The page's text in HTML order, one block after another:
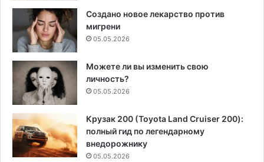
Создано новое лекарство против
мигрени
05.05.2026
Можете ли вы изменить свою
личность?
05.05.2026
Крузак 200 (Toyota Land Cruiser 200):
полный гид по легендарному
внедорожнику
05.05.2026